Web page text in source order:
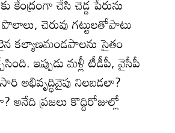
చెరువు గట్టులతోపాటు
కల్యాణమండపాలను సైతం
ఇప్పుడు మళ్లీ టీడీపీ, వైసీపీ
అభివృద్ధివైపు నిలబడలా?
ప్రజలు కొద్దిరోజుల్లో